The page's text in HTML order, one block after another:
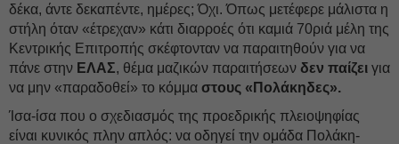
δέκα, άντε δεκαπέντε, ημέρες; Όχι. Όπως μετέφερε μάλιστα η
στήλη όταν «έτρεχαν» κάτι διαρροές ότι καμιά 70ριά μέλη της
Κεντρικής Επιτροπής σκέφτονταν να παραιτηθούν για να
πάνε στην ΕΛΑΣ, θέμα μαζικών παραιτήσεων δεν παίζει για
να μην «παραδοθεί» το κόμμα στους «Πολάκηδες».
Ίσα-ίσα που ο σχεδιασμός της προεδρικής πλειοψηφίας
είναι κυνικός πλην απλός: να οδηγεί την ομάδα Πολάκη-